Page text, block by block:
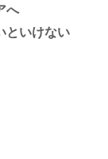
へ
といけない